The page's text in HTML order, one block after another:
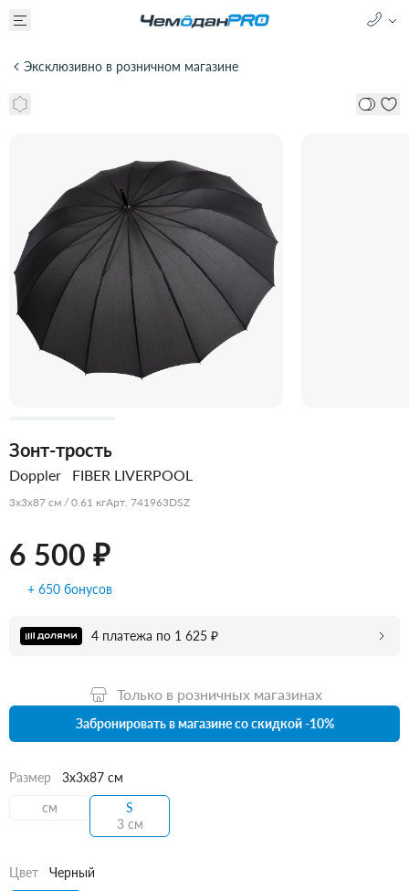
Эксклюзивно в розничном магазине
Зонт-трость
Doppler FIBER LIVERPOOL
3x3x87 см / 0.61 кгАрт. 741963DSZ
6 500 ₽
+ 650 бонусов
4 платежа по 1 625 ₽
Только в розничных магазинах
Забронировать в магазине со скидкой -10%
Размер
3x3x87 см
см
S
3 см
Цвет Черный